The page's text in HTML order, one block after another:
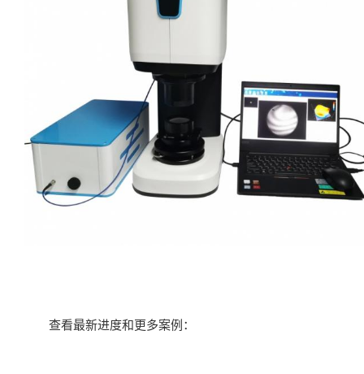
查看最新进度和更多案例：